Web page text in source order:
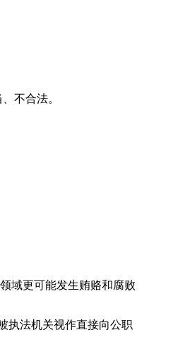
不合法。
域更可能发生贿赂和腐败
执法机关视作直接向公职